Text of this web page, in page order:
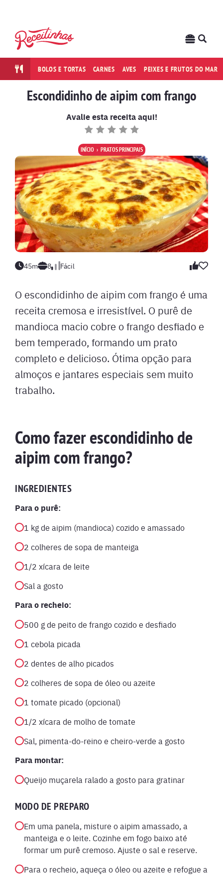
BOLOS E TORTAS CARNES AVES PEIXES E FRUTOS DO MAR
Escondidinho de aipim com frango
Avalie esta receita aqui!
INÍCIO PRATOS PRINCIPAIS
45m 8 Fácil
O escondidinho de aipim com frango é uma
receita cremosa e irresistível. O purê de
mandioca macio cobre o frango desfiado e
bem temperado, formando um prato
completo e delicioso. Ótima opção para
almoços e jantares especiais sem muito
trabalho.
Como fazer escondidinho de
aipim com frango?
INGREDIENTES
Para o purê:
1 kg de aipim (mandioca) cozido e amassado
2 colheres de sopa de manteiga
1/2 xícara de leite
Sal a gosto
Para o recheio:
500 g de peito de frango cozido e desfiado
1 cebola picada
2 dentes de alho picados
2 colheres de sopa de óleo ou azeite
1 tomate picado (opcional)
1/2 xícara de molho de tomate
Sal, pimenta-do-reino e cheiro-verde a gosto
Para montar:
Queijo muçarela ralado a gosto para gratinar
MODO DE PREPARO
Em uma panela, misture o aipim amassado, a
manteiga e o leite. Cozinhe em fogo baixo até
formar um purê cremoso. Ajuste o sal e reserve.
Para o recheio, aqueça o óleo ou azeite e refogue a